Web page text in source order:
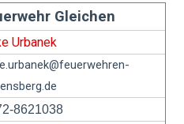
Gleichen
Urbanek
@feuerwehren-
8621038